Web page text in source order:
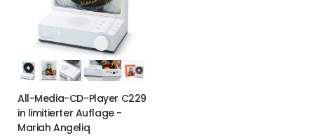
All-Media-CD-Player C229
in limitierter Auflage -
Mariah Angeliq